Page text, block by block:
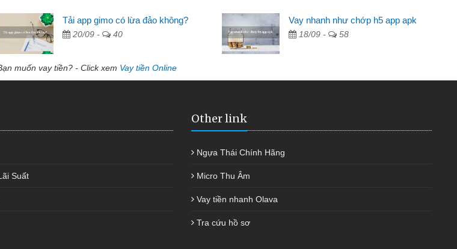
lúc cần vốn nhập
giới thiệu tôi đã giải
chóng
cần có 2 triệu để giải quyết việc riêng, trong 1-2 ngày tôi trả
được thôi. Cảm ơn đã giúp tôi kịp thời và nhanh chóng
Tải app gimo có lừa đảo không?
20/09 - 40
Vay nhanh như chớp h5 app apk
18/09 - 58
muốn vay tiền? - Click xem Vay tiền Online
Suất
Other link
Ngựa Thái Chính Hãng
Micro Thu Âm
Vay tiền nhanh Olava
Tra cứu hồ sơ